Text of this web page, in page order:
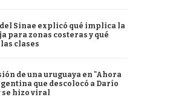
Sinae explicó qué implica la
para zonas costeras y qué
clases
de una uruguaya en "Ahora
que descolocó a Darío
se hizo viral